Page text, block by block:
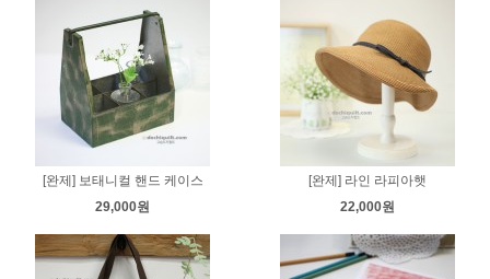
[완제] 보태니컬 핸드 케이스
29,000원
[완제] 라인 라피아햇
22,000원